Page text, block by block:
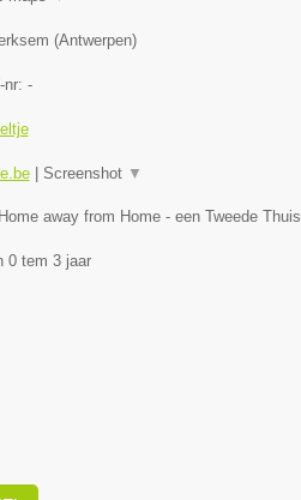
(Antwerpen)
nr: -
| Screenshot ▼
away from Home - een Tweede Thuis
0 tem 3 jaar